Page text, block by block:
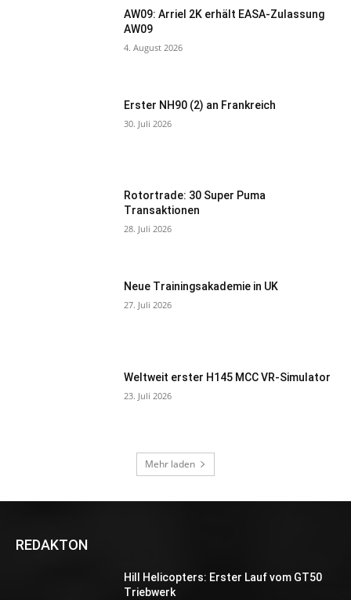
AW09: Arriel 2K erhält EASA-Zulassung
AW09
4. August 2026
Erster NH90 (2) an Frankreich
30. Juli 2026
Rotortrade: 30 Super Puma
Transaktionen
28. Juli 2026
Neue Trainingsakademie in UK
27. Juli 2026
Weltweit erster H145 MCC VR-Simulator
23. Juli 2026
Mehr laden
REDAKTON
Hill Helicopters: Erster Lauf vom GT50
Triebwerk